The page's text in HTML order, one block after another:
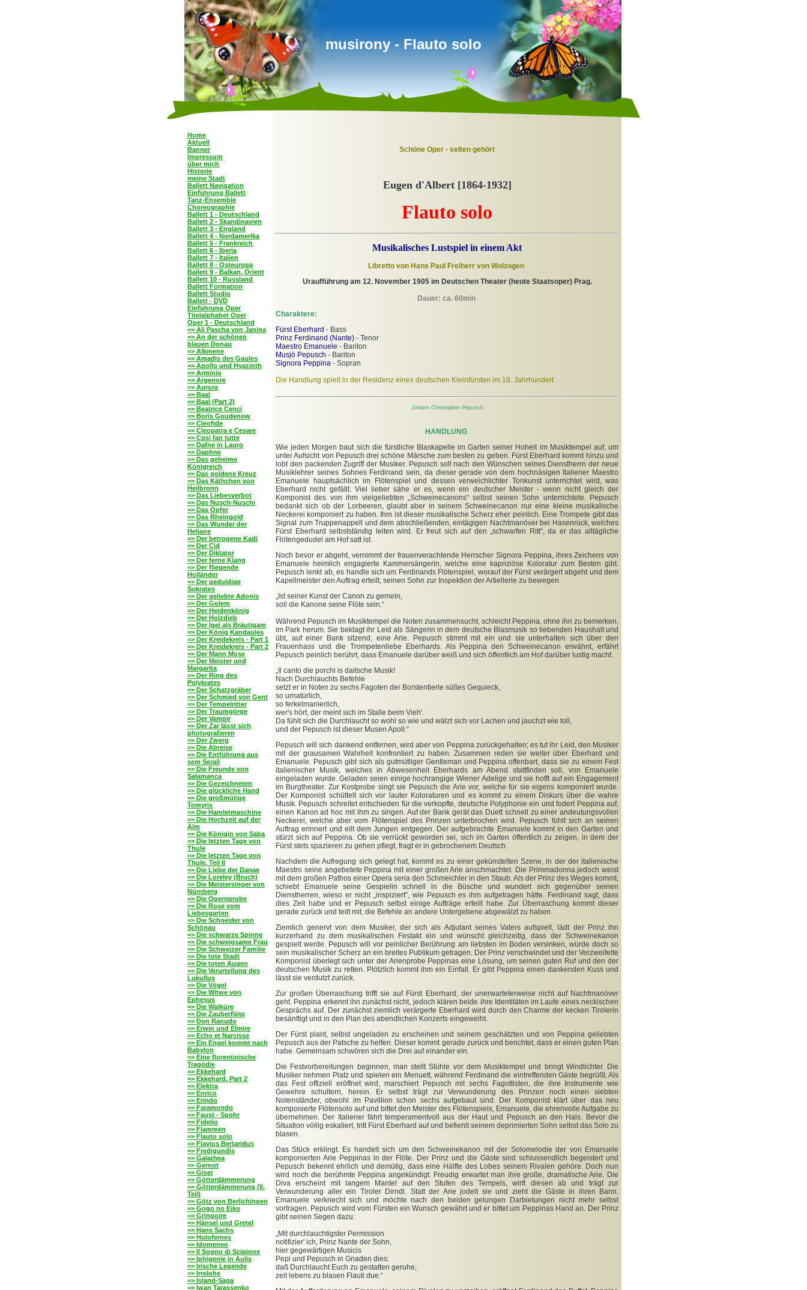
musirony - Flauto solo
Home
Aktuell
Banner
Impressum
über mich
Historie
meine Stadt
Ballett Navigation
Einführung Ballett
Tanz-Ensemble
Choreographie
Ballett 1 - Deutschland
Ballett 2 - Skandinavien
Ballett 3 - England
Ballett 4 - Nordamerika
Ballett 5 - Frankreich
Ballett 6 - Iberia
Ballett 7 - Italien
Ballett 8 - Osteuropa
Ballett 9 - Balkan, Orient
Ballett 10 - Russland
Ballett Formation
Ballett Studio
Ballett - DVD
Einführung Oper
Titelalphabet Oper
Oper 1 - Deutschland
=> Ali Pascha von Janina
=> An der schönen
blauen Donau
=> Alkmene
=> Amadis des Gaules
=> Apollo und Hyazinth
=> Arminio
=> Argenore
=> Aurora
=> Baal
=> Baal (Part 2)
=> Beatrice Cenci
=> Boris Goudenow
=> Cleofide
=> Cleopatra e Cesare
=> Cosi fan tutte
=> Dafne in Lauro
=> Daphne
=> Das geheime
Königreich
=> Das goldene Kreuz
=> Das Käthchen von
Heilbronn
=> Das Liebesverbot
=> Das Nusch-Nuschi
=> Das Opfer
=> Das Rheingold
=> Das Wunder der
Heliane
=> Der betrogene Kadi
=> Der Cid
=> Der Diktator
=> Der ferne Klang
=> Der fliegende
Holländer
=> Der geduldige
Sokrates
=> Der geliebte Adonis
=> Der Golem
=> Der Heidenkönig
=> Der Holzdieb
=> Der Igel als Bräutigam
=> Der König Kandaules
=> Der Kreidekreis - Part 1
=> Der Kreidekreis - Part 2
=> Der Mann Mose
=> Der Meister und
Margarita
=> Der Ring des
Polykrates
=> Der Schatzgräber
=> Der Schmied von Gent
=> Der Tempelritter
=> Der Traumgörge
=> Der Vampir
=> Der Zar lässt sich
photografieren
=> Der Zwerg
=> Die Abreise
=> Die Entführung aus
sem Serail
=> Die Freunde von
Salamanca
=> Die Gezeichneten
=> Die glückliche Hand
=> Die großmütige
Tomyris
=> Die Hamletmaschine
=> Die Hochzeit auf der
Alm
=> Die Königin von Saba
=> Die letzten Tage von
Thule
=> Die letzten Tage von
Thule, Teil II
=> Die Liebe der Danae
=> Die Loreley (Bruch)
=> Die Meistersinger von
Nürnberg
=> Die Opernprobe
=> Die Rose vom
Liebesgarten
=> Die Schneider von
Schönau
=> Die schwarze Spinne
=> Die schweigsame Frau
=> Die Schweizer Familie
=> Die tote Stadt
=> Die toten Augen
=> Die Verurteilung des
Lukullus
=> Die Vögel
=> Die Witwe von
Ephesus
=> Die Walküre
=> Die Zauberflöte
=> Don Ranudo
=> Erwin und Elmire
=> Echo et Narcisse
=> Ein Engel kommt nach
Babylon
=> Eine florentinische
Tragödie
=> Ekkehard
=> Ekkehard, Part 2
=> Elektra
=> Enrico
=> Erindo
=> Faramondo
=> Faust - Spohr
=> Fidelio
=> Flammen
=> Flauto solo
=> Flavius Bertaridus
=> Fredigundis
=> Galathea
=> Gernot
=> Gisei
=> Götterdämmerung
=> Götterdämmerung (II.
Teil)
=> Götz von Berlichingen
=> Gogo no Eiko
=> Gringoire
=> Hänsel und Gretel
=> Hans Sachs
=> Holofernes
=> Idomeneo
=> Il Sogno di Scipione
=> Iphigenie in Aulis
=> Irische Legende
=> Irrelohe
=> Island-Saga
=> Iwan Tarassenko
Schöne Oper - selten gehört
Eugen d'Albert [1864-1932]
Flauto solo
Musikalisches Lustspiel in einem Akt
Libretto von Hans Paul Freiherr von Wolzogen
Uraufführung am 12. November 1905 im Deutschen Theater (heute Staatsoper) Prag.
Dauer: ca. 60min
Charaktere:
Fürst Eberhard - Bass
Prinz Ferdinand (Nante) - Tenor
Maestro Emanuele - Bariton
Musjö Pepusch - Bariton
Signora Peppina - Sopran
Die Handlung spielt in der Residenz eines deutschen Kleinfürsten im 18. Jahrhundert
Johann Christopher Pepusch
HANDLUNG
Wie jeden Morgen baut sich die fürstliche Blaskapelle im Garten seiner Hoheit im Musiktempel auf, um
unter Aufsicht von Pepusch drei schöne Märsche zum besten zu geben. Fürst Eberhard kommt hinzu und
lobt den packenden Zugriff der Musiker. Pepusch soll nach den Wünschen seines Dienstherrn der neue
Musiklehrer seines Sohnes Ferdinand sein, da dieser gerade von dem hochnäsigen Italiener Maestro
Emanuele hauptsächlich im Flötenspiel und dessen verweichlichter Tonkunst unterrichtet wird, was
Eberhard nicht gefällt. Viel lieber sähe er es, wenn ein deutscher Meister - wenn nicht gleich der
Komponist des von ihm vielgeliebten „Schweinecanons“ selbst seinen Sohn unterrichtete. Pepusch
bedankt sich ob der Lorbeeren, glaubt aber in seinem Schweinecanon nur eine kleine musikalische
Neckerei komponiert zu haben. Ihm ist dieser musikalische Scherz eher peinlich. Eine Trompete gibt das
Signal zum Truppenappell und dem abschließenden, eintägigen Nachtmanöver bei Hasenrück, welches
Fürst Eberhard selbstständig leiten wird. Er freut sich auf den „schwarfen Ritt“, da er das alltägliche
Flötengedudel am Hof satt ist.
Noch bevor er abgeht, vernimmt der frauenverachtende Herrscher Signora Peppina, ihres Zeichens von
Emanuele heimlich engagierte Kammersängerin, welche eine kapriziöse Koloratur zum Besten gibt.
Pepusch lenkt ab, es handle sich um Ferdinands Flötenspiel, worauf der Fürst verärgert abgeht und dem
Kapellmeister den Auftrag erteilt, seinen Sohn zur Inspektion der Artiellerie zu bewegen.
„ Ist seiner Kunst der Canon zu gemein,
soll die Kanone seine Flöte sein.“
Während Pepusch im Musiktempel die Noten zusammensucht, schleicht Peppina, ohne ihn zu bemerken,
im Park herum. Sie beklagt ihr Leid als Sängerin in dem deutsche Blasmusik so liebenden Haushalt und
übt, auf einer Bank sitzend, eine Arie. Pepusch stimmt mit ein und sie unterhalten sich über den
Frauenhass und die Trompetenliebe Eberhards. Als Peppina den Schweinecanon erwähnt, erfährt
Pepusch peinlich berührt, dass Emanuele darüber weiß und sich öffentlich am Hof darüber lustig macht.
„ Il canto die porchi is daitsche Musik!
Nach Durchlauchts Befehle
setzt er in Noten zu sechs Fagoten der Borstentierle süßes Gequieck,
so urnatürlich,
so ferkelmanierlich,
wer's hört, der meint sich im Stalle beim Vieh'.
Da fühlt sich die Durchlaucht so wohl so wie und wälzt sich vor Lachen und jauchzt wie toll,
und der Pepusch ist dieser Musen Apoll.“
Pepusch will sich dankend entfernen, wird aber von Peppina zurückgehalten; es tut ihr Leid, den Musiker
mit der grausamen Wahrheit konfrontiert zu haben. Zusammen reden sie weiter über Eberhard und
Emanuele. Pepusch gibt sich als gutmütliger Gentleman und Peppina offenbart, dass sie zu einem Fest
italienischer Musik, welches in Abwesenheit Eberhards am Abend stattfinden soll, von Emanuele
eingeladen wurde. Geladen seien einige hochrangige Wiener Adelige und sie hofft auf ein Engagement
im Burgtheater. Zur Kostprobe singt sie Pepusch die Arie vor, welche für sie eigens komponiert wurde.
Der Komponist schüttelt sich vor lauter Koloraturen und es kommt zu einem Diskurs über die wahre
Musik. Pepusch schreitet entschieden für die verkopfte, deutsche Polyphonie ein und fodert Peppina auf,
einen Kanon ad hoc mit ihm zu singen. Auf der Bank gerät das Duett schnell zu einer andeutungsvollen
Neckerei, welche aber vom Flötenspiel des Prinzen unterbrochen wird. Pepusch fühlt sich an seinen
Auftrag erinnert und eilt dem Jungen entgegen. Der aufgebrachte Emanuele kommt in den Garten und
stürzt sich auf Peppina. Ob sie verrückt geworden sei, sich im Garten öffentlich zu zeigen, in dem der
Fürst stets spazieren zu gehen pflegt, fragt er in gebrochenem Deutsch.
Nachdem die Aufregung sich gelegt hat, kommt es zu einer gekünstelten Szene, in der der italienische
Maestro seine angebetete Peppina mit einer großen Arie anschmachtet. Die Primmadonna jedoch weist
mit dem großen Pathos einer Opera seria den Schmeichler in den Staub. Als der Prinz des Weges kommt,
schiebt Emanuele seine Gespielin schnell in die Büsche und wundert sich gegenüber seinen
Dienstherren, wieso er nicht „inspiziert“, wie Pepusch es ihm aufgetragen hätte. Ferdinand sagt, dass
dies Zeit habe und er Pepusch selbst einige Aufträge erteilt habe. Zur Überraschung kommt dieser
gerade zurück und teilt mit, die Befehle an andere Untergebene abgewälzt zu haben.
Ziemlich genervt von dem Musiker, der sich als Adjutant seines Vaters aufspielt, lädt der Prinz ihn
kurzerhand zu dem musikalischen Festakt ein und wünscht gleichzeitig, dass der Schweinekanon
gespielt werde. Pepusch will vor peinlicher Berührung am liebsten im Boden versinken, würde doch so
sein musikalischer Scherz an ein breites Publikum getragen. Der Prinz verschwindet und der Verzweifelte
Komponist überlegt sich unter der Arienprobe Peppinas eine Lösung, um seinen guten Ruf und den der
deutschen Musik zu retten. Plötzlich kommt ihm ein Einfall. Er gibt Peppina einen dankenden Kuss und
lässt sie verdutzt zurück.
Zur großen Überraschung trifft sie auf Fürst Eberhard, der unerwarteterweise nicht auf Nachtmanöver
geht. Peppina erkennt ihn zunächst nicht, jedoch klären beide ihre Identitäten im Laufe eines neckischen
Gesprächs auf. Der zunächst ziemlich verärgerte Eberhard wird durch den Charme der kecken Tirolerin
besänftigt und in den Plan des abendlichen Konzerts eingeweiht.
Der Fürst plant, selbst ungeladen zu erscheinen und seinem geschätzten und von Peppina geliebten
Pepusch aus der Patsche zu helfen. Dieser kommt gerade zurück und berichtet, dass er einen guten Plan
habe. Gemeinsam schwören sich die Drei auf einander ein.
Die Festvorbereitungen beginnen, man stellt Stühle vor dem Musiktempel und bringt Windlichter. Die
Musiker nehmen Platz und spielen ein Menuett, während Ferdinand die eintreffenden Gäste begrüßt. Als
das Fest offiziell eröffnet wird, marschiert Pepusch mit sechs Fagottisten, die ihre Instrumente wie
Gewehre schultern, herein. Er selbst trägt zur Verwunderung des Prinzen noch einen siebten
Notenständer, obwohl im Pavillion schon sechs aufgebaut sind. Der Komponist klärt über das neu
komponierte Flötensolo auf und bittet den Meister des Flötenspiels, Emanuele, die ehrenvolle Aufgabe zu
übernehmen. Der Italiener fährt temperamentvoll aus der Haut und Pepusch an den Hals. Bevor die
Situation völlig eskaliert, tritt Fürst Eberhard auf und befiehlt seinem deprimierten Sohn selbst das Solo zu
blasen.
Das Stück erklingt. Es handelt sich um den Schweinekanon mit der Solomelodie der von Emanuele
komponierten Arie Peppinas in der Flöte. Der Prinz und die Gäste sind schlussendlich begeistert und
Pepusch bekennt ehrlich und demütig, dass eine Hälfte des Lobes seinem Rivalen gehöre. Doch nun
wird noch die berühmte Peppina angekündigt. Freudig erwartet man ihre große, dramatische Arie. Die
Diva erscheint mit langem Mantel auf den Stufen des Tempels, wirft diesen ab und trägt zur
Verwunderung aller ein Tiroler Dirndl. Statt der Arie jodelt sie und zieht die Gäste in ihren Bann.
Emanuele verkriecht sich und möchte nach den beiden gelungen Darbietungen nicht mehr selbst
vortragen. Pepusch wird vom Fürsten ein Wunsch gewährt und er bittet um Peppinas Hand an. Der Prinz
gibt seinen Segen dazu:
„Mit durchlauchtigster Permission
notifizier' ich, Prinz Nante der Sohn,
hier gegewärtigen Musicis
Pepi und Pepusch in Gnaden dies:
daß Durchlaucht Euch zu gestatten geruhe,
zeit lebens zu blasen Flauti due.“